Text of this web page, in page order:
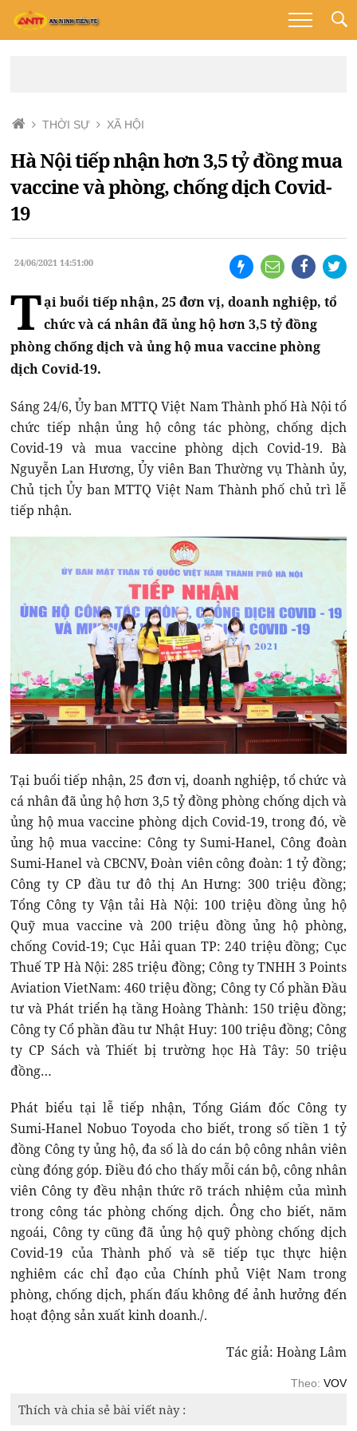
THỜI SỰ XÃ HỘI
Hà Nội tiếp nhận hơn 3,5 tỷ đồng mua
vaccine và phòng, chống dịch Covid-
19
24/06/2021 14:51:00
Tại buổi tiếp nhận, 25 đơn vị, doanh nghiệp, tổ
chức và cá nhân đã ủng hộ hơn 3,5 tỷ đồng
phòng chống dịch và ủng hộ mua vaccine phòng
dịch Covid-19.
Sáng 24/6, Ủy ban MTTQ Việt Nam Thành phố Hà Nội tổ
chức tiếp nhận ủng hộ công tác phòng, chống dịch
Covid-19 và mua vaccine phòng dịch Covid-19. Bà
Nguyễn Lan Hương, Ủy viên Ban Thường vụ Thành ủy,
Chủ tịch Ủy ban MTTQ Việt Nam Thành phố chủ trì lễ
tiếp nhận.
Tại buổi tiếp nhận, 25 đơn vị, doanh nghiệp, tổ chức và
cá nhân đã ủng hộ hơn 3,5 tỷ đồng phòng chống dịch và
ủng hộ mua vaccine phòng dịch Covid-19, trong đó, về
ủng hộ mua vaccine: Công ty Sumi-Hanel, Công đoàn
Sumi-Hanel và CBCNV, Đoàn viên công đoàn: 1 tỷ đồng;
Công ty CP đầu tư đô thị An Hưng: 300 triệu đồng;
Tổng Công ty Vận tải Hà Nội: 100 triệu đồng ủng hộ
Quỹ mua vaccine và 200 triệu đồng ủng hộ phòng,
chống Covid-19; Cục Hải quan TP: 240 triệu đồng; Cục
Thuế TP Hà Nội: 285 triệu đồng; Công ty TNHH 3 Points
Aviation VietNam: 460 triệu đồng; Công ty Cổ phần Đầu
tư và Phát triển hạ tầng Hoàng Thành: 150 triệu đồng;
Công ty Cổ phần đầu tư Nhật Huy: 100 triệu đồng; Công
ty CP Sách và Thiết bị trường học Hà Tây: 50 triệu
đồng…
Phát biểu tại lễ tiếp nhận, Tổng Giám đốc Công ty
Sumi-Hanel Nobuo Toyoda cho biết, trong số tiền 1 tỷ
đồng Công ty ủng hộ, đa số là do cán bộ công nhân viên
cùng đóng góp. Điều đó cho thấy mỗi cán bộ, công nhân
viên Công ty đều nhận thức rõ trách nhiệm của mình
trong công tác phòng chống dịch. Ông cho biết, năm
ngoái, Công ty cũng đã ủng hộ quỹ phòng chống dịch
Covid-19 của Thành phố và sẽ tiếp tục thực hiện
nghiêm các chỉ đạo của Chính phủ Việt Nam trong
phòng, chống dịch, phấn đấu không để ảnh hưởng đến
hoạt động sản xuất kinh doanh./.
Tác giả: Hoàng Lâm
Theo: VOV
Thích và chia sẻ bài viết này :